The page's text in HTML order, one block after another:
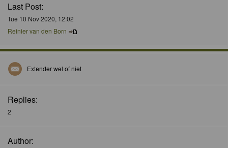
Last Post:
Tue 10 Nov 2020, 12:02
Reinier van den Born
Extender wel of niet
Replies:
2
Author: